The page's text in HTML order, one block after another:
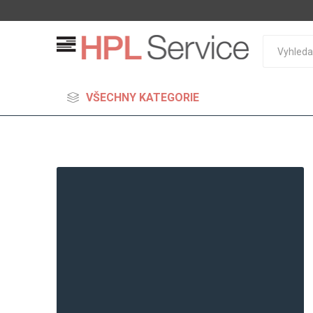
VŠECHNY KATEGORIE